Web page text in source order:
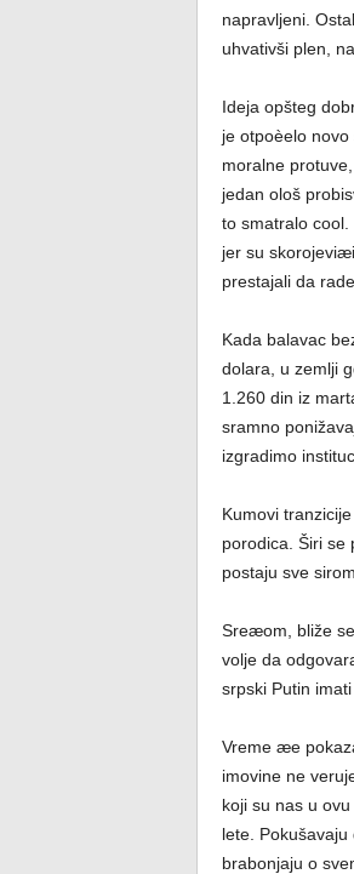
napravljeni.
uhvativši plen,
Ideja opšteg
je otpoèelo
moralne
jedan ološ
to smatralo cool.
jer su
prestajali da rade.
Kada balavac
dolara, u zemlji
1.260 din iz
sramno
izgradimo
Kumovi
porodica. Širi se
postaju sve
Sreæom, bliže
volje da
srpski Putin
Vreme æe
imovine ne
koji su nas u
lete.
brabonjaju o